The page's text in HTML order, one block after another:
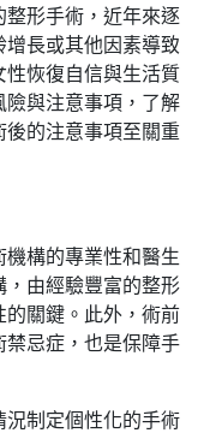
形手術，近年來逐
長或其他因素導致
恢復自信與生活質
與注意事項，了解
的注意事項至關重
構的專業性和醫生
由經驗豐富的整形
關鍵。此外，術前
忌症，也是保障手
制定個性化的手術